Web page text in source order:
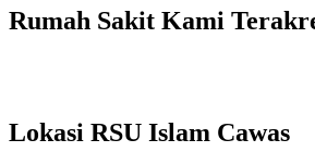
Rumah Sakit Kami
Lokasi RSU Islam Cawas